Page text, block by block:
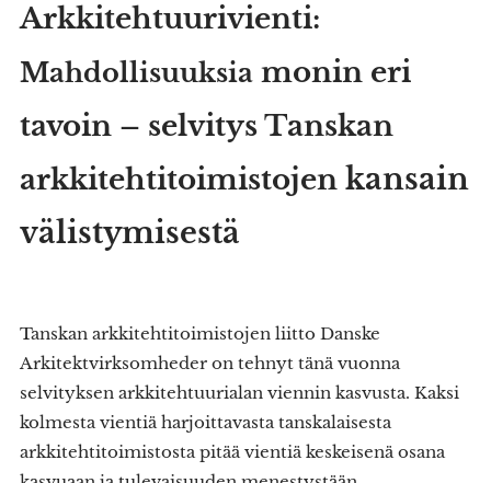
Arkkitehtuurivienti:
Mahdollisuuksia monin eri
tavoin – selvitys Tanskan
arkkitehtitoimistojen kansain
välistymisestä
Tanskan arkkitehtitoimistojen liitto Danske
Arkitektvirksomheder on tehnyt tänä vuonna
selvityksen arkkitehtuurialan viennin kasvusta. Kaksi
kolmesta vientiä harjoittavasta tanskalaisesta
arkkitehtitoimistosta pitää vientiä keskeisenä osana